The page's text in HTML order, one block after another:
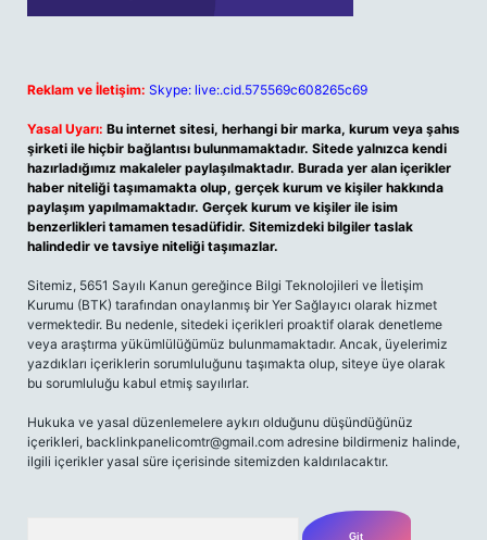
Reklam ve İletişim: Skype: live:.cid.575569c608265c69
Yasal Uyarı: Bu internet sitesi, herhangi bir marka, kurum veya şahıs
şirketi ile hiçbir bağlantısı bulunmamaktadır. Sitede yalnızca kendi
hazırladığımız makaleler paylaşılmaktadır. Burada yer alan içerikler
haber niteliği taşımamakta olup, gerçek kurum ve kişiler hakkında
paylaşım yapılmamaktadır. Gerçek kurum ve kişiler ile isim
benzerlikleri tamamen tesadüfidir. Sitemizdeki bilgiler taslak
halindedir ve tavsiye niteliği taşımazlar.
Sitemiz, 5651 Sayılı Kanun gereğince Bilgi Teknolojileri ve İletişim
Kurumu (BTK) tarafından onaylanmış bir Yer Sağlayıcı olarak hizmet
vermektedir. Bu nedenle, sitedeki içerikleri proaktif olarak denetleme
veya araştırma yükümlülüğümüz bulunmamaktadır. Ancak, üyelerimiz
yazdıkları içeriklerin sorumluluğunu taşımakta olup, siteye üye olarak
bu sorumluluğu kabul etmiş sayılırlar.
Hukuka ve yasal düzenlemelere aykırı olduğunu düşündüğünüz
içerikleri, backlinkpanelicomtr@gmail.com adresine bildirmeniz halinde,
ilgili içerikler yasal süre içerisinde sitemizden kaldırılacaktır.